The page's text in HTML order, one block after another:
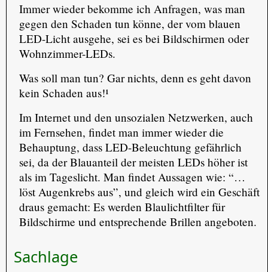
Immer wieder bekomme ich Anfragen, was man
gegen den Schaden tun könne, der vom blauen
LED-Licht ausgehe, sei es bei Bildschirmen oder
Wohnzimmer-LEDs.
Was soll man tun? Gar nichts, denn es geht davon
kein Schaden aus!¹
Im Internet und den unsozialen Netzwerken, auch
im Fernsehen, findet man immer wieder die
Behauptung, dass LED-Beleuchtung gefährlich
sei, da der Blauanteil der meisten LEDs höher ist
als im Tageslicht. Man findet Aussagen wie: “…
löst Augenkrebs aus”, und gleich wird ein Geschäft
draus gemacht: Es werden Blaulichtfilter für
Bildschirme und entsprechende Brillen angeboten.
Sachlage